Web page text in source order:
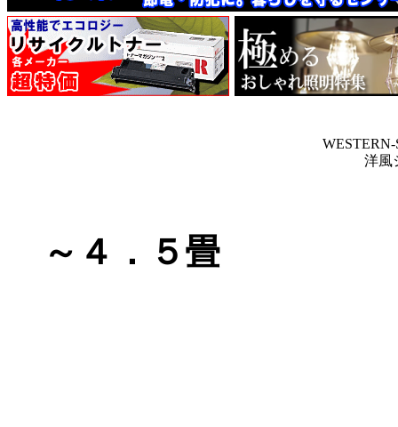
洋風
～４．５畳